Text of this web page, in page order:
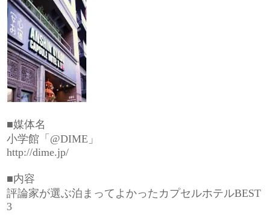
■媒体名
小学館「@DIME」
http://dime.jp/
■内容
評論家が選ぶ泊まってよかったカプセルホテルBEST
3